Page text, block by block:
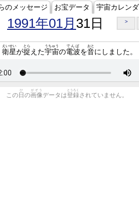
のメッセージ お宝データ 宇宙カレン
1991年01月 31日 >
衛星
えいせい
が捉
とら
えた宇宙
うちゅう
の電波
でんぱ
を音
おと
にしました。
この 日
ひ
の画像
がぞう
データは登録
とうろく
されていません。